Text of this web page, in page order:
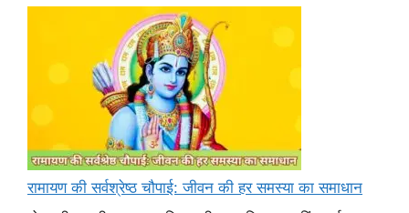
रामायण की सर्वश्रेष्ठ चौपाई: जीवन की हर समस्या का समाधान